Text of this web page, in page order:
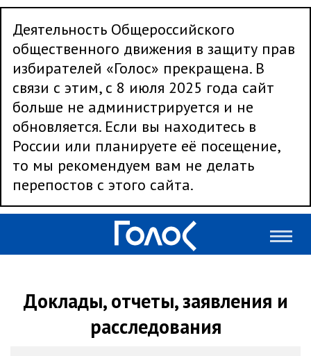
Деятельность Общероссийского
общественного движения в защиту прав
избирателей «Голос» прекращена. В
связи с этим, с 8 июля 2025 года сайт
больше не администрируется и не
обновляется. Если вы находитесь в
России или планируете её посещение,
то мы рекомендуем вам не делать
перепостов с этого сайта.
Доклады, отчеты, заявления и
расследования